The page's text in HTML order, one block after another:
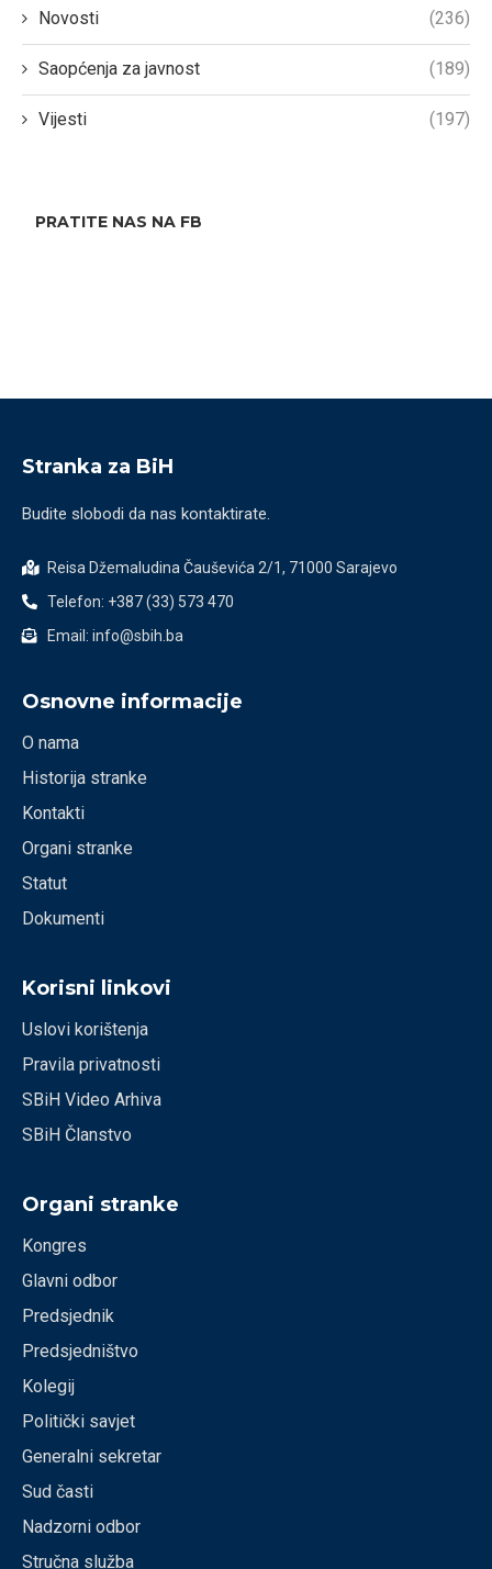
Novosti (236)
Saopćenja za javnost (189)
Vijesti (197)
PRATITE NAS NA FB
Stranka za BiH
Budite slobodi da nas kontaktirate.
Reisa Džemaludina Čauševića 2/1, 71000 Sarajevo
Telefon: +387 (33) 573 470
Email: info@sbih.ba
Osnovne informacije
O nama
Historija stranke
Kontakti
Organi stranke
Statut
Dokumenti
Korisni linkovi
Uslovi korištenja
Pravila privatnosti
SBiH Video Arhiva
SBiH Članstvo
Organi stranke
Kongres
Glavni odbor
Predsjednik
Predsjedništvo
Kolegij
Politički savjet
Generalni sekretar
Sud časti
Nadzorni odbor
Stručna služba